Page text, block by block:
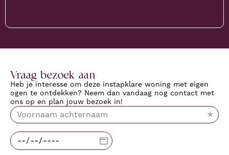
Vraag bezoek aan
Heb je interesse om deze instapklare woning met eigen
ogen te ontdekken? Neem dan vandaag nog contact met
ons op en plan jouw bezoek in!